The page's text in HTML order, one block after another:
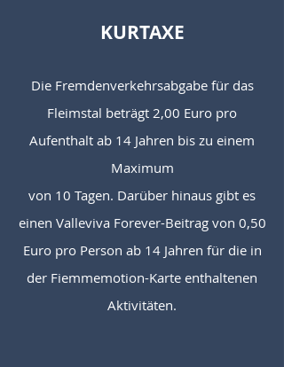
KURTAXE
Die Fremdenverkehrsabgabe für das
Fleimstal beträgt 2,00 Euro pro
Aufenthalt ab 14 Jahren bis zu einem
Maximum
von 10 Tagen. Darüber hinaus gibt es
einen Valleviva Forever-Beitrag von 0,50
Euro pro Person ab 14 Jahren für die in
der Fiemmemotion-Karte enthaltenen
Aktivitäten.